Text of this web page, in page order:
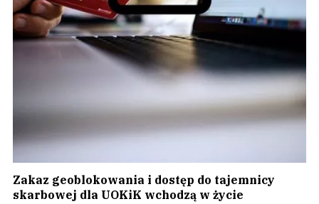
Zakaz geoblokowania i dostęp do tajemnicy
skarbowej dla UOKiK wchodzą w życie